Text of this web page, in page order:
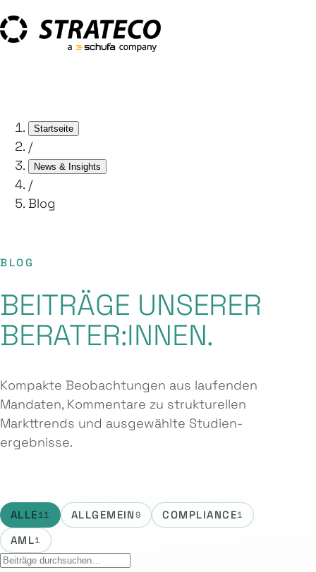
Startseite
/
News & Insights
/
Blog
BLOG
BEITRÄGE UNSERER
BERATER:INNEN.
Kompakte Beobachtungen aus laufenden
Mandaten, Kommentare zu strukturellen
Markttrends und ausgewählte Studien­
ergebnisse.
ALLE11 ALLGEMEIN9 COMPLIANCE1
AML1